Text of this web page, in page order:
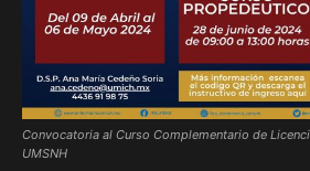
Convocatoria al Curso Complementario de
UMSNH